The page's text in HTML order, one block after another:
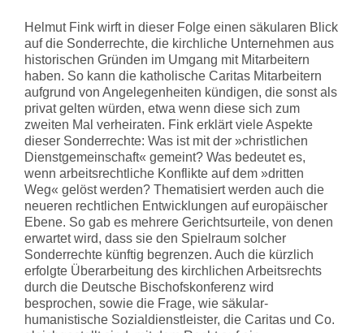
Helmut Fink wirft in dieser Folge einen säkularen Blick
auf die Sonderrechte, die kirchliche Unternehmen aus
historischen Gründen im Umgang mit Mitarbeitern
haben. So kann die katholische Caritas Mitarbeitern
aufgrund von Angelegenheiten kündigen, die sonst als
privat gelten würden, etwa wenn diese sich zum
zweiten Mal verheiraten. Fink erklärt viele Aspekte
dieser Sonderrechte: Was ist mit der »christlichen
Dienstgemeinschaft« gemeint? Was bedeutet es,
wenn arbeitsrechtliche Konflikte auf dem »dritten
Weg« gelöst werden? Thematisiert werden auch die
neueren rechtlichen Entwicklungen auf europäischer
Ebene. So gab es mehrere Gerichtsurteile, von denen
erwartet wird, dass sie den Spielraum solcher
Sonderrechte künftig begrenzen. Auch die kürzlich
erfolgte Überarbeitung des kirchlichen Arbeitsrechts
durch die Deutsche Bischofskonferenz wird
besprochen, sowie die Frage, wie säkular-
humanistische Sozialdienstleister, die Caritas und Co.